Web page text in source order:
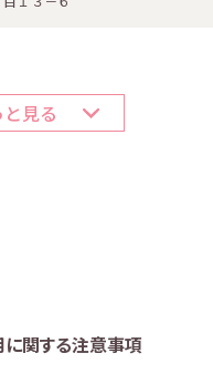
見る
に関する注意事項